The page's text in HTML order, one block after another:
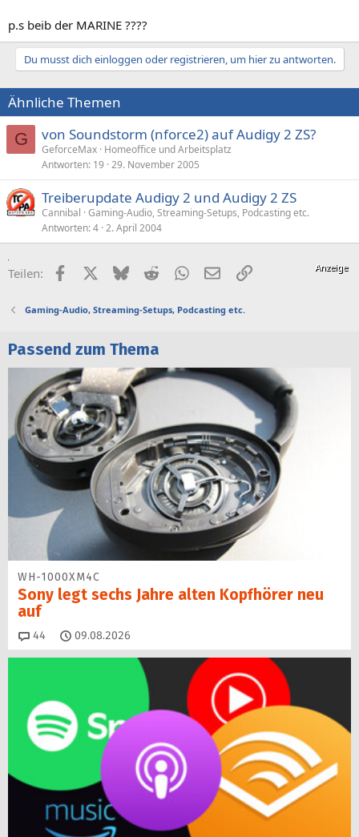
p.s beib der MARINE ????
Du musst dich einloggen oder registrieren, um hier zu antworten.
Ähnliche Themen
G von Soundstorm (nforce2) auf Audigy 2 ZS?
GeforceMax Homeoffice und Arbeitsplatz
Antworten 19 29. November 2005
Treiberupdate Audigy 2 und Audigy 2 ZS
Cannibal Gaming-Audio, Streaming-Setups, Podcasting etc.
Antworten 4 2. April 2004
Teilen: FacebookX (Twitter)
BlueskyRedditWhatsApp
E-MailLink
Gaming-Audio, Streaming-Setups, Podcasting etc.
Passend zum Thema
WH-1000XM4C
Sony legt sechs Jahre alten Kopfhörer neu
auf
44 Kommentare
09.08.2026